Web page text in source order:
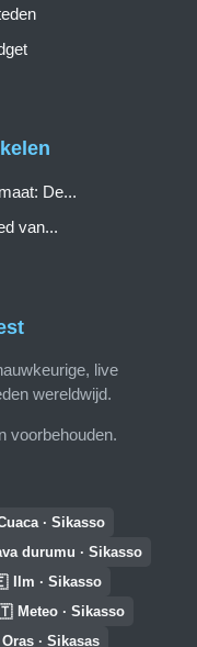
live
wereldwijd.
voorbehouden.
De...
van...
· Sikasso
durumu · Sikasso
Ilm · Sikasso
Meteo · Sikasso
Oras · Sikasas